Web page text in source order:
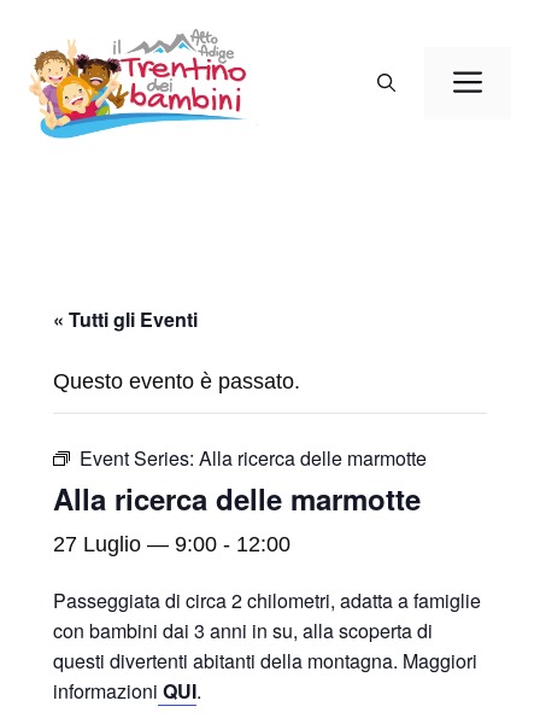
contenuto
« Tutti gli Eventi
Questo evento è passato.
Event Series: Alla ricerca delle marmotte
Alla ricerca delle marmotte
27 Luglio — 9:00 - 12:00
Passeggiata di circa 2 chilometri, adatta a famiglie
con bambini dai 3 anni in su, alla scoperta di
questi divertenti abitanti della montagna. Maggiori
informazioni QUI.